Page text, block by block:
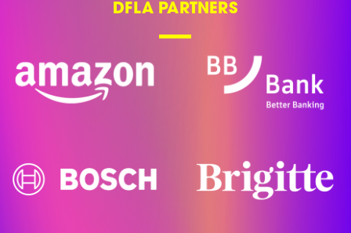
DFLA PARTNERS